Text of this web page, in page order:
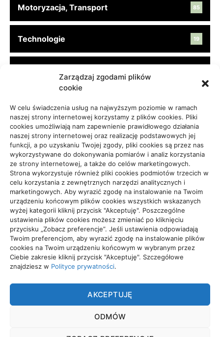
Zarządzaj zgodami plików
cookie
W celu świadczenia usług na najwyższym poziomie w ramach
naszej strony internetowej korzystamy z plików cookies. Pliki
cookies umożliwiają nam zapewnienie prawidłowego działania
naszej strony internetowej oraz realizację podstawowych jej
funkcji, a po uzyskaniu Twojej zgody, pliki cookies są przez nas
wykorzystywane do dokonywania pomiarów i analiz korzystania
ze strony internetowej, a także do celów marketingowych.
Strona wykorzystuje również pliki cookies podmiotów trzecich w
celu korzystania z zewnętrznych narzędzi analitycznych i
marketingowych. Aby wyrazić zgodę na instalowanie na Twoim
urządzeniu końcowym plików cookies wszystkich wskazanych
wyżej kategorii kliknij przycisk "Akceptuję". Poszczególne
ustawienia plików cookies możesz zmieniać po kliknięciu
przycisku „Zobacz preferencje”. Jeśli ustawienia odpowiadają
Twoim preferencjom, aby wyrazić zgodę na instalowanie plików
cookies na Twoim urządzeniu końcowym w wybranym przez
Ciebie zakresie kliknij przycisk "Akceptuję". Szczegółowe
znajdziesz w Polityce prywatności.
AKCEPTUJĘ
ODMÓW
Motoryzacja, Transport 85
Technologie 19
Zdrowie, Medycyna 108
Projekty domów Rzeszów
wizytówki nap
TRADE
Trade. Grupa tworząca wyjątkowe treści.